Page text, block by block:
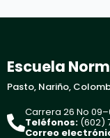
Escuela
Pasto, Nariño,
Carrera 26 No
Teléfonos: (602)
Correo